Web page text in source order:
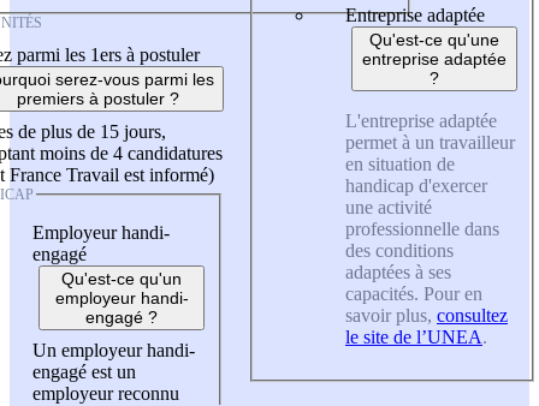
parmi les 1ers à postuler
serez-vous parmi les
premiers à postuler ?
de plus de 15 jours,
moins de 4 candidatures
France Travail est informé)
Employeur handi-
engagé
Qu'est-ce qu'un
employeur handi-
engagé ?
Un employeur handi-
engagé est un
employeur reconnu
Entreprise adaptée
Qu'est-ce qu'une
entreprise adaptée
?
L'entreprise adaptée
permet à un travailleur
en situation de
handicap d'exercer
une activité
professionnelle dans
des conditions
adaptées à ses
capacités. Pour en
savoir plus, consultez
le site de l’UNEA.